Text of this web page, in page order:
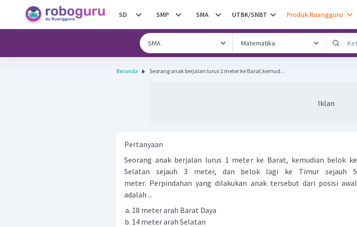
SD SMP SMA UTBK/SNBT Produk Ruangguru
Beranda Seorang anak berjalan lurus 1 meter ke Barat,kemud...
Iklan
Pertanyaan
Seorang anak berjalan lurus 1 meter ke Barat, kemudian belok ke
Selatan sejauh 3 meter, dan belok lagi ke Timur sejauh 5
meter. Perpindahan yang dilakukan anak tersebut dari posisi awal
adalah ...
18 meter arah Barat Daya
14 meter arah Selatan